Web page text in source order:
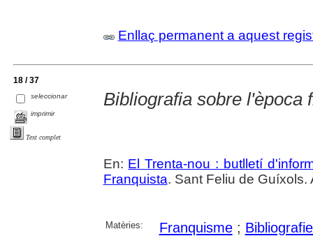
Enllaç permanent a aquest
18 / 37
seleccionar
imprimir
Text complet
Bibliografia sobre l'època
En: El Trenta-nou : butlletí
Franquista. Sant Feliu de Guíxols.
Matèries: Franquisme;